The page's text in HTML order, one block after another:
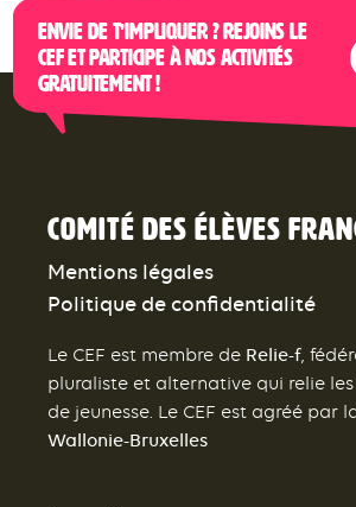
Envie de t’impliquer ? Rejoins le
CEF et participe à nos activités
gratuitement !
Comité des élèves
Mentions légales
Politique de confidentialité
Le CEF est membre de Relie-f ,
pluraliste et alternative qui relie
de jeunesse. Le CEF est agréé par
Wallonie-Bruxelles